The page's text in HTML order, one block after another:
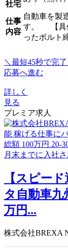
社宅
仕事
内容
自動車を製
す。 【具
ったボルト
＼最短45秒で完了
応募へ進む
詳しく
見る
プレミア求人
【スピー
タ自動車九
万円...
株式会社BREXA